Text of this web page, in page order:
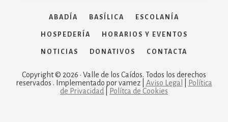
ABADÍA BASÍLICA ESCOLANÍA
HOSPEDERÍA HORARIOS Y EVENTOS
NOTICIAS DONATIVOS CONTACTA
Copyright © 2026 · Valle de los Caídos. Todos los derechos
reservados . Implementado por vamez | Aviso Legal
Política
de Privacidad
Polítca de Cookies